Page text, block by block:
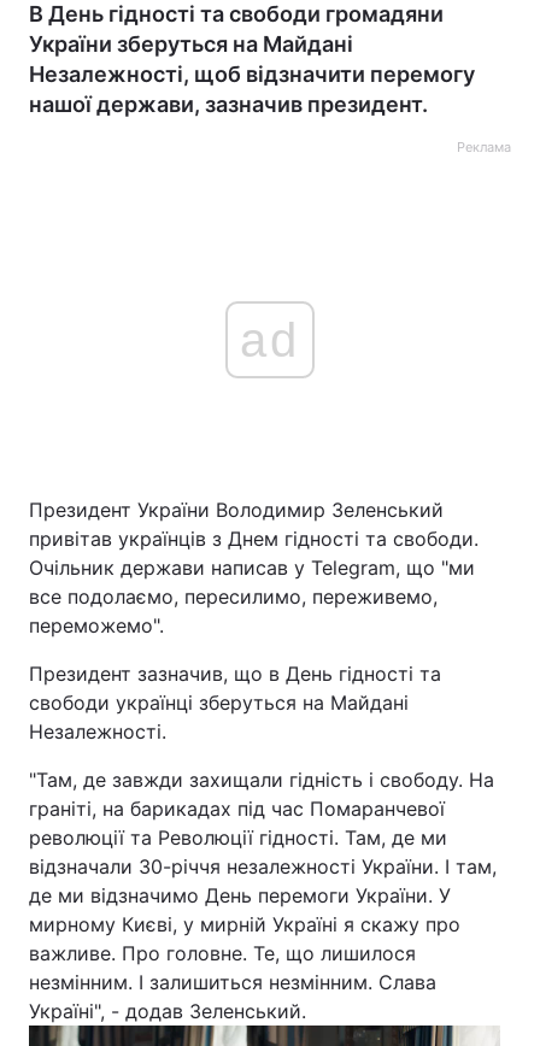
В День гідності та свободи громадяни
України зберуться на Майдані
Незалежності, щоб відзначити перемогу
нашої держави, зазначив президент.
Реклама
ad
Президент України Володимир Зеленський
привітав українців з Днем гідності та свободи.
Очільник держави написав у Telegram, що "ми
все подолаємо, пересилимо, переживемо,
переможемо".
Президент зазначив, що в День гідності та
свободи українці зберуться на Майдані
Незалежності.
"Там, де завжди захищали гідність і свободу. На
граніті, на барикадах під час Помаранчевої
революції та Революції гідності. Там, де ми
відзначали 30-річчя незалежності України. І там,
де ми відзначимо День перемоги України. У
мирному Києві, у мирній Україні я скажу про
важливе. Про головне. Те, що лишилося
незмінним. І залишиться незмінним. Слава
Україні", - додав Зеленський.